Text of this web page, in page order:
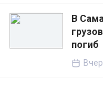
В
погиб